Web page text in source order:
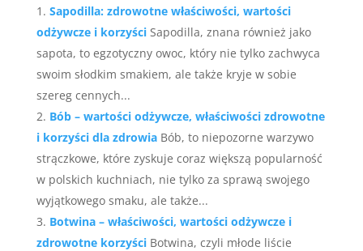
Sapodilla: zdrowotne właściwości, wartości
odżywcze i korzyści Sapodilla, znana również jako
sapota, to egzotyczny owoc, który nie tylko zachwyca
swoim słodkim smakiem, ale także kryje w sobie
szereg cennych...
Bób – wartości odżywcze, właściwości zdrowotne
i korzyści dla zdrowia Bób, to niepozorne warzywo
strączkowe, które zyskuje coraz większą popularność
w polskich kuchniach, nie tylko za sprawą swojego
wyjątkowego smaku, ale także...
Botwina – właściwości, wartości odżywcze i
zdrowotne korzyści Botwina, czyli młode liście